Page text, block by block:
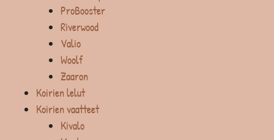
ProBooster
Riverwood
Valio
Woolf
Zaaron
Koirien lelut
Koirien vaatteet
Kivalo